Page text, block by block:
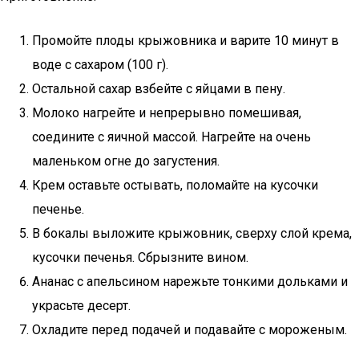
Промойте плоды крыжовника и варите 10 минут в
воде с сахаром (100 г).
Остальной сахар взбейте с яйцами в пену.
Молоко нагрейте и непрерывно помешивая,
соедините с яичной массой. Нагрейте на очень
маленьком огне до загустения.
Крем оставьте остывать, поломайте на кусочки
печенье.
В бокалы выложите крыжовник, сверху слой крема,
кусочки печенья. Сбрызните вином.
Ананас с апельсином нарежьте тонкими дольками и
украсьте десерт.
Охладите перед подачей и подавайте с мороженым.